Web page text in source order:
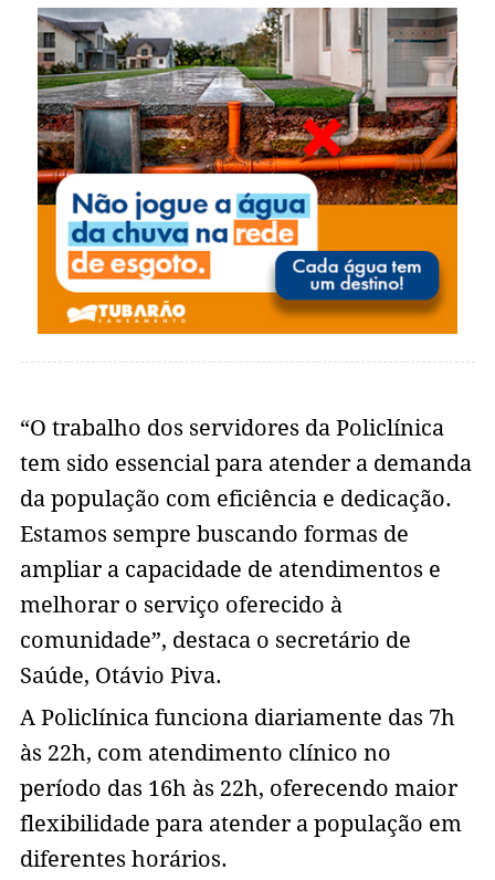
“O trabalho dos servidores da Policlínica
tem sido essencial para atender a demanda
da população com eficiência e dedicação.
Estamos sempre buscando formas de
ampliar a capacidade de atendimentos e
melhorar o serviço oferecido à
comunidade”, destaca o secretário de
Saúde, Otávio Piva.
A Policlínica funciona diariamente das 7h
às 22h, com atendimento clínico no
período das 16h às 22h, oferecendo maior
flexibilidade para atender a população em
diferentes horários.